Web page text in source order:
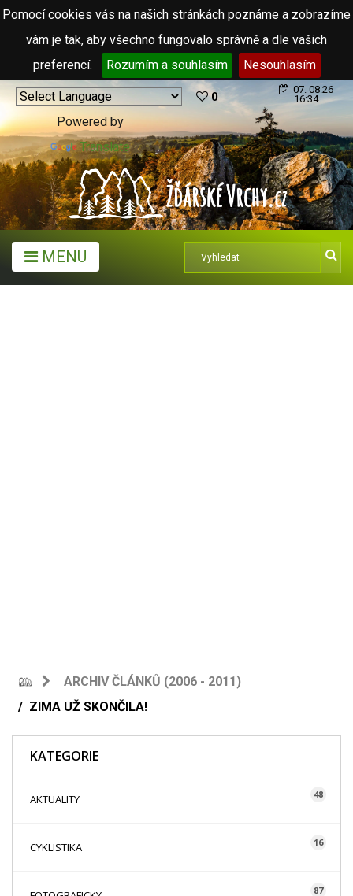
Pomocí cookies vás na našich stránkách poznáme a zobrazíme
vám je tak, aby všechno fungovalo správně a dle vašich
preferencí.
Rozumím a souhlasím Nesouhlasím
Powered by
Translate
0
07. 08.26
16:34
MENU
ARCHIV ČLÁNKŮ (2006 - 2011)
ZIMA UŽ SKONČILA!
KATEGORIE
AKTUALITY 48
CYKLISTIKA 16
87